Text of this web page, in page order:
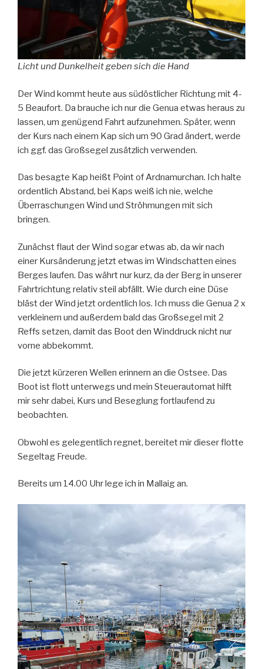
Licht und Dunkelheit geben sich die Hand
Der Wind kommt heute aus südöstlicher Richtung mit 4-
5 Beaufort. Da brauche ich nur die Genua etwas heraus zu
lassen, um genügend Fahrt aufzunehmen. Später, wenn
der Kurs nach einem Kap sich um 90 Grad ändert, werde
ich ggf. das Großsegel zusätzlich verwenden.
Das besagte Kap heißt Point of Ardnamurchan. Ich halte
ordentlich Abstand, bei Kaps weiß ich nie, welche
Überraschungen Wind und Ströhmungen mit sich
bringen.
Zunächst flaut der Wind sogar etwas ab, da wir nach
einer Kursänderung jetzt etwas im Windschatten eines
Berges laufen. Das währt nur kurz, da der Berg in unserer
Fahrtrichtung relativ steil abfällt. Wie durch eine Düse
bläst der Wind jetzt ordentlich los. Ich muss die Genua 2 x
verkleinern und außerdem bald das Großsegel mit 2
Reffs setzen, damit das Boot den Winddruck nicht nur
vorne abbekommt.
Die jetzt kürzeren Wellen erinnern an die Ostsee. Das
Boot ist flott unterwegs und mein Steuerautomat hilft
mir sehr dabei, Kurs und Beseglung fortlaufend zu
beobachten.
Obwohl es gelegentlich regnet, bereitet mir dieser flotte
Segeltag Freude.
Bereits um 14.00 Uhr lege ich in Mallaig an.